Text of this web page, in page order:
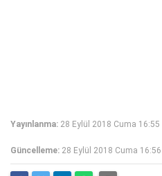
Yayınlanma: 28 Eylül 2018 Cuma 16:55
Güncelleme: 28 Eylül 2018 Cuma 16:56